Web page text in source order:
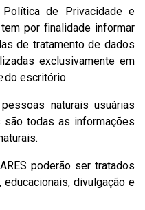
de Privacidade e
por finalidade informar
de tratamento de dados
exclusivamente em
do escritório.
naturais usuárias
todas as informações
poderão ser tratados
, educacionais, divulgação e